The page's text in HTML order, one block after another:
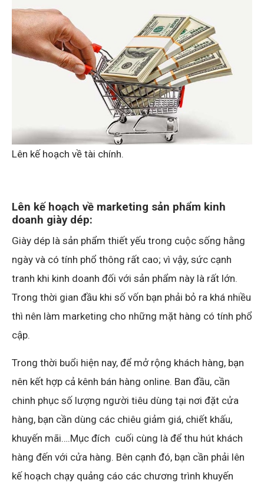
Lên kế hoạch về tài chính.
Lên kế hoạch về marketing sản phẩm kinh
doanh giày dép:
Giày dép là sản phẩm thiết yếu trong cuộc sống hằng
ngày và có tính phổ thông rất cao; vì vậy, sức cạnh
tranh khi kinh doanh đối với sản phẩm này là rất lớn.
Trong thời gian đầu khi số vốn bạn phải bỏ ra khá nhiều
thì nên làm marketing cho những mặt hàng có tính phổ
cập.
Trong thời buổi hiện nay, để mở rộng khách hàng, bạn
nên kết hợp cả kênh bán hàng online. Ban đầu, cần
chinh phục số lượng người tiêu dùng tại nơi đặt cửa
hàng, bạn cần dùng các chiêu giảm giá, chiết khấu,
khuyến mãi….Mục đích cuối cùng là để thu hút khách
hàng đến với cửa hàng. Bên cạnh đó, bạn cần phải lên
kế hoạch chạy quảng cáo các chương trình khuyến